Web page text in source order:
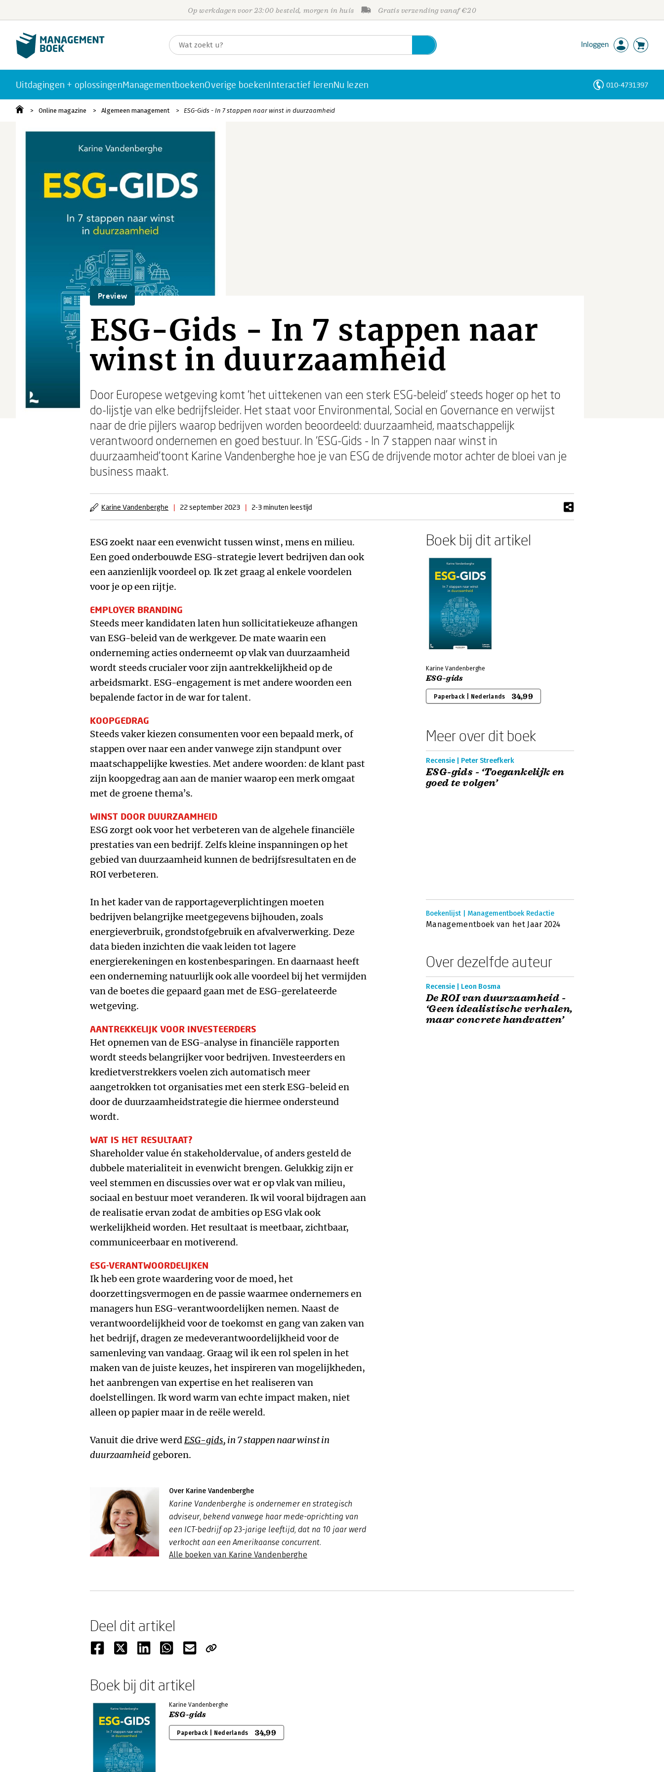
Op werkdagen voor 23:00 besteld, morgen in huis Gratis verzending vanaf €20
Inloggen
Uitdagingen + oplossingenManagementboekenOverige boekenInteractief lerenNu lezen 010-4731397
Online magazine Algemeen management ESG-Gids - In 7 stappen naar winst in duurzaamheid
Preview
ESG-Gids - In 7 stappen naar
winst in duurzaamheid
Door Europese wetgeving komt ‘het uittekenen van een sterk ESG-beleid’ steeds hoger op het to
do-lijstje van elke bedrijfsleider. Het staat voor Environmental, Social en Governance en verwijst
naar de drie pijlers waarop bedrijven worden beoordeeld: duurzaamheid, maatschappelijk
verantwoord ondernemen en goed bestuur. In ‘ESG-Gids - In 7 stappen naar winst in
duurzaamheid’toont Karine Vandenberghe hoe je van ESG de drijvende motor achter de bloei van je
business maakt.
Karine Vandenberghe | 22 september 2023 | 2-3 minuten leestijd
ESG zoekt naar een evenwicht tussen winst, mens en milieu.
Een goed onderbouwde ESG-strategie levert bedrijven dan ook
een aanzienlijk voordeel op. Ik zet graag al enkele voordelen
voor je op een rijtje.
EMPLOYER BRANDING
Steeds meer kandidaten laten hun sollicitatiekeuze afhangen
van ESG-beleid van de werkgever. De mate waarin een
onderneming acties onderneemt op vlak van duurzaamheid
wordt steeds crucialer voor zijn aantrekkelijkheid op de
arbeidsmarkt. ESG-engagement is met andere woorden een
bepalende factor in de war for talent.
KOOPGEDRAG
Steeds vaker kiezen consumenten voor een bepaald merk, of
stappen over naar een ander vanwege zijn standpunt over
maatschappelijke kwesties. Met andere woorden: de klant past
zijn koopgedrag aan aan de manier waarop een merk omgaat
met de groene thema’s.
WINST DOOR DUURZAAMHEID
ESG zorgt ook voor het verbeteren van de algehele financiële
prestaties van een bedrijf. Zelfs kleine inspanningen op het
gebied van duurzaamheid kunnen de bedrijfsresultaten en de
ROI verbeteren.
In het kader van de rapportageverplichtingen moeten
bedrijven belangrijke meetgegevens bijhouden, zoals
energieverbruik, grondstofgebruik en afvalverwerking. Deze
data bieden inzichten die vaak leiden tot lagere
energierekeningen en kostenbesparingen. En daarnaast heeft
een onderneming natuurlijk ook alle voordeel bij het vermijden
van de boetes die gepaard gaan met de ESG-gerelateerde
wetgeving.
AANTREKKELIJK VOOR INVESTEERDERS
Het opnemen van de ESG-analyse in financiële rapporten
wordt steeds belangrijker voor bedrijven. Investeerders en
kredietverstrekkers voelen zich automatisch meer
aangetrokken tot organisaties met een sterk ESG-beleid en
door de duurzaamheidstrategie die hiermee ondersteund
wordt.
WAT IS HET RESULTAAT?
Shareholder value én stakeholdervalue, of anders gesteld de
dubbele materialiteit in evenwicht brengen. Gelukkig zijn er
veel stemmen en discussies over wat er op vlak van milieu,
sociaal en bestuur moet veranderen. Ik wil vooral bijdragen aan
de realisatie ervan zodat de ambities op ESG vlak ook
werkelijkheid worden. Het resultaat is meetbaar, zichtbaar,
communiceerbaar en motiverend.
ESG-VERANTWOORDELIJKEN
Ik heb een grote waardering voor de moed, het
doorzettingsvermogen en de passie waarmee ondernemers en
managers hun ESG-verantwoordelijken nemen. Naast de
verantwoordelijkheid voor de toekomst en gang van zaken van
het bedrijf, dragen ze medeverantwoordelijkheid voor de
samenleving van vandaag. Graag wil ik een rol spelen in het
maken van de juiste keuzes, het inspireren van mogelijkheden,
het aanbrengen van expertise en het realiseren van
doelstellingen. Ik word warm van echte impact maken, niet
alleen op papier maar in de reële wereld.
Vanuit die drive werdESG-gids, in 7 stappen naar winst in
duurzaamheid geboren.
Over Karine Vandenberghe
Karine Vandenberghe is ondernemer en strategisch
adviseur, bekend vanwege haar mede-oprichting van
een ICT-bedrijf op 23-jarige leeftijd, dat na 10 jaar werd
verkocht aan een Amerikaanse concurrent.
Alle boeken van Karine Vandenberghe
Boek bij dit artikel
Karine Vandenberghe
ESG-gids
Paperback | Nederlands 34,99
Meer over dit boek
Recensie | Peter Streefkerk
ESG-gids - ‘Toegankelijk en
goed te volgen’
Boekenlijst | Managementboek Redactie
Managementboek van het Jaar 2024
Over dezelfde auteur
Recensie | Leon Bosma
De ROI van duurzaamheid -
‘Geen idealistische verhalen,
maar concrete handvatten’
Deel dit artikel
Boek bij dit artikel
Karine Vandenberghe
ESG-gids
Paperback | Nederlands 34,99
Personen